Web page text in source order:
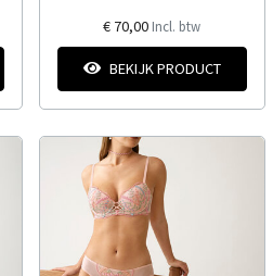
€ 70,00 Incl. btw
BEKIJK PRODUCT